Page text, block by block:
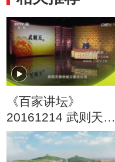
《百家讲坛》
20161214 武则天
（20）称帝前奏曲